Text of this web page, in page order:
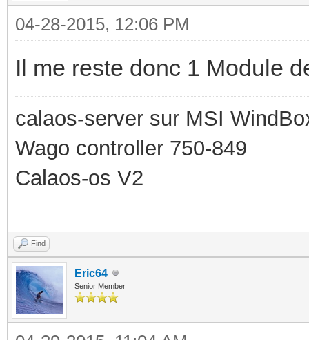
04-28-2015, 12:06 PM
Il me reste donc 1 Module
calaos-server sur MSI
Wago controller 750-849
Calaos-os V2
Find
Eric64
Senior Member